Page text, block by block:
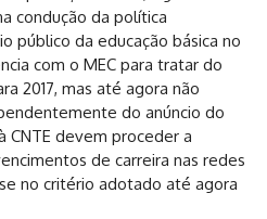
condução da política
público da educação básica no
com o MEC para tratar do
2017, mas até agora não
do anúncio do
CNTE devem proceder a
de carreira nas redes
no critério adotado até agora